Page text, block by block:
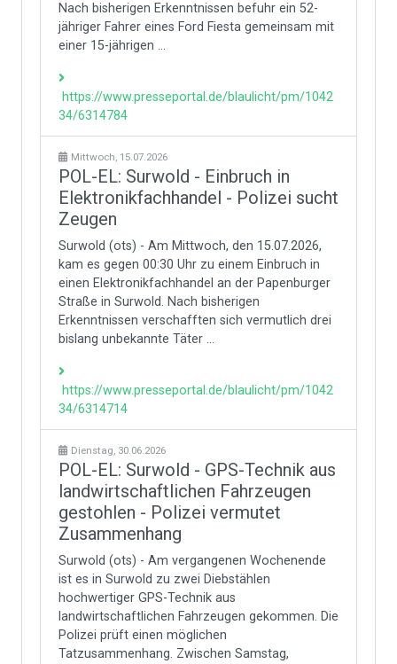
Nach bisherigen Erkenntnissen befuhr ein 52-
jähriger Fahrer eines Ford Fiesta gemeinsam mit
einer 15-jährigen ...
https://www.presseportal.de/blaulicht/pm/1042
34/6314784
Mittwoch, 15.07.2026
POL-EL: Surwold - Einbruch in
Elektronikfachhandel - Polizei sucht
Zeugen
Surwold (ots) - Am Mittwoch, den 15.07.2026,
kam es gegen 00:30 Uhr zu einem Einbruch in
einen Elektronikfachhandel an der Papenburger
Straße in Surwold. Nach bisherigen
Erkenntnissen verschafften sich vermutlich drei
bislang unbekannte Täter ...
https://www.presseportal.de/blaulicht/pm/1042
34/6314714
Dienstag, 30.06.2026
POL-EL: Surwold - GPS-Technik aus
landwirtschaftlichen Fahrzeugen
gestohlen - Polizei vermutet
Zusammenhang
Surwold (ots) - Am vergangenen Wochenende
ist es in Surwold zu zwei Diebstählen
hochwertiger GPS-Technik aus
landwirtschaftlichen Fahrzeugen gekommen. Die
Polizei prüft einen möglichen
Tatzusammenhang. Zwischen Samstag,